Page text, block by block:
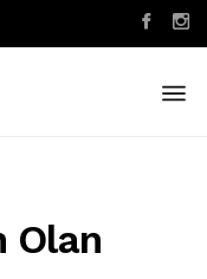
Olan